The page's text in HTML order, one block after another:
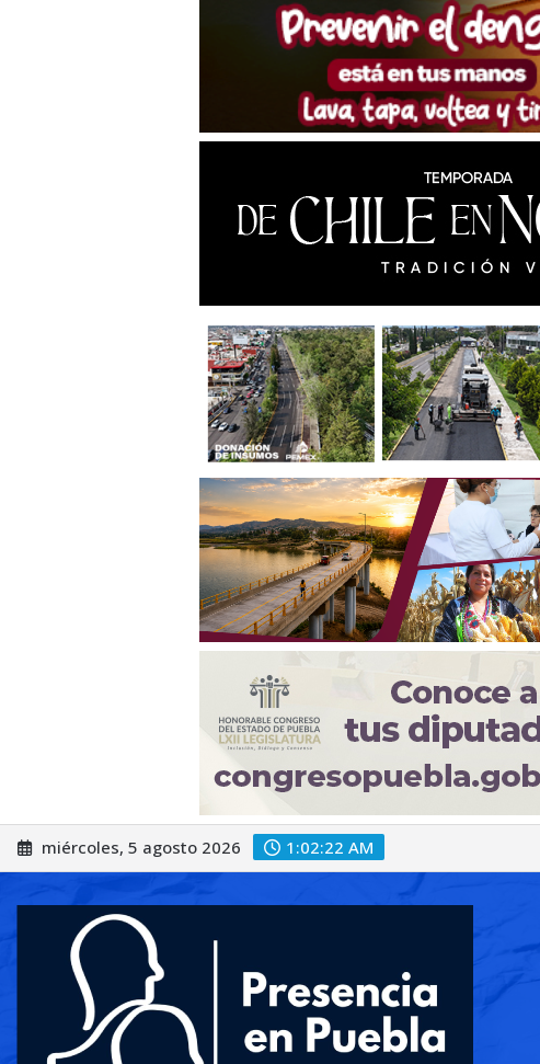
Saltar
al
miércoles, 5 agosto 2026 1:02:25 AM